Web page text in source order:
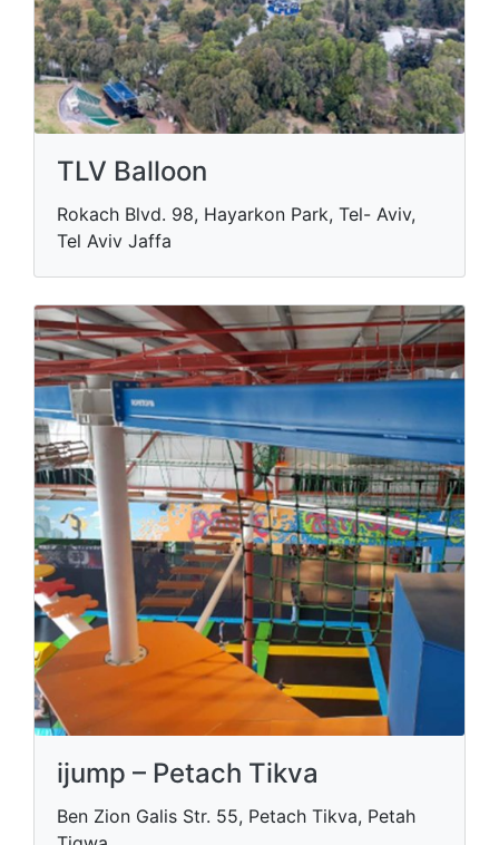
TLV Balloon
Rokach Blvd. 98, Hayarkon Park, Tel- Aviv,
Tel Aviv Jaffa
ijump – Petach Tikva
Ben Zion Galis Str. 55, Petach Tikva, Petah